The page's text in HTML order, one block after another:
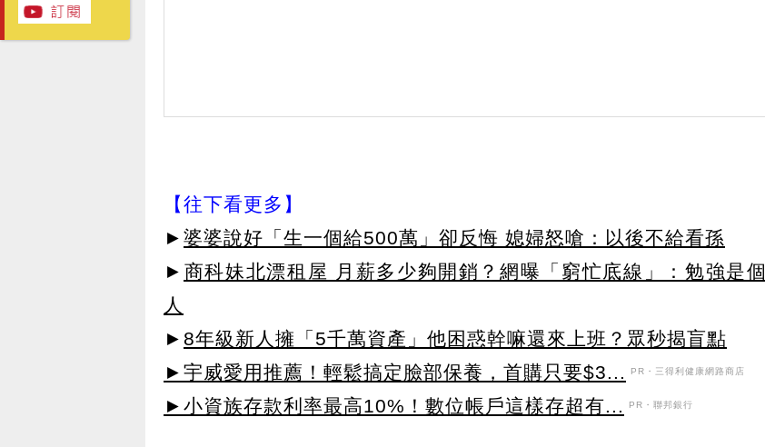
【往下看更多】
► 婆婆說好「生一個給500萬」卻反悔 媳婦怒嗆：以後不給看孫
► 商科妹北漂租屋 月薪多少夠開銷？網曝「窮忙底線」：勉強是個
人
► 8年級新人擁「5千萬資產」他困惑幹嘛還來上班？眾秒揭盲點
►宇威愛用推薦！輕鬆搞定臉部保養，首購只要$3...
PR・三得利健康網路商店
►小資族存款利率最高10%！數位帳戶這樣存超有... PR・聯邦銀行